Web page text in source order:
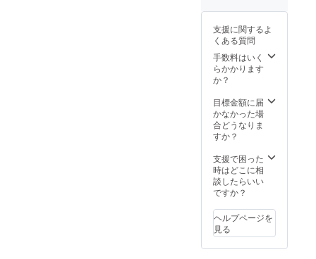
す。
一番の
オスス
メで
す。 対
談日時
の』を
発送
後、お
にて打
ち合わ
せとな
りま
談会は
札幌・
東京・
長野・
して
法書士
に謄本
を取っ
て頂き
任状を
書いて
いただ
次第、
作成に
取り掛
かりま
成まで
には3～
6ヶ月ほ
どかか
支援に関するよ
くある質問
手数料はいく
らかかります
か？
目標金額に届
かなかった場
合どうなりま
すか？
支援で困った
時はどこに相
談したらいい
ですか？
ヘルプページを
見る